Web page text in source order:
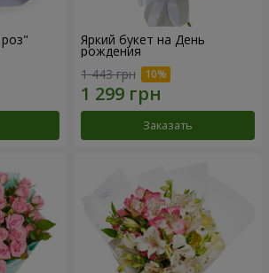
Яркий букет на День
рождения
1 443 грн
Заказать